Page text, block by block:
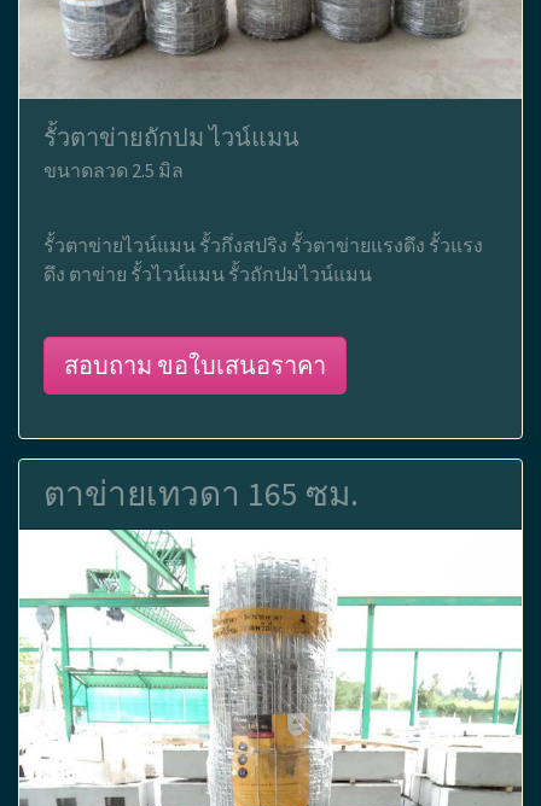
รั้วตาข่ายถักปม ไวน์แมน
ขนาดลวด 2.5 มิล
รั้วตาข่ายไวน์แมน รั้วกึ่งสปริง รั้วตาข่ายแรงดึง รั้วแรง
ดึง ตาข่าย รั้วไวน์แมน รั้วถักปมไวน์แมน
สอบถาม ขอใบเสนอราคา
ตาข่ายเทวดา 165 ซม.